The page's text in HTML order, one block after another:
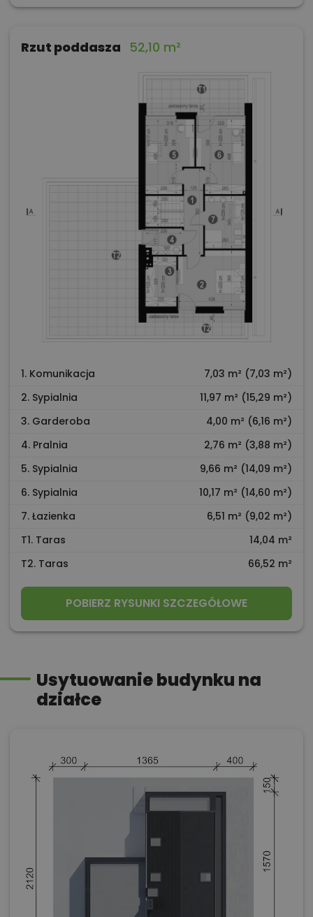
Rzut poddasza 52,10 m²
1. Komunikacja
7,03 m² (7,03 m²)
2. Sypialnia
11,97 m² (15,29 m²)
3. Garderoba
4,00 m² (6,16 m²)
4. Pralnia
2,76 m² (3,88 m²)
5. Sypialnia
9,66 m² (14,09 m²)
6. Sypialnia
10,17 m² (14,60 m²)
7. Łazienka
6,51 m² (9,02 m²)
T1. Taras
14,04 m²
T2. Taras
66,52 m²
POBIERZ RYSUNKI SZCZEGÓŁOWE
Usytuowanie budynku na
działce